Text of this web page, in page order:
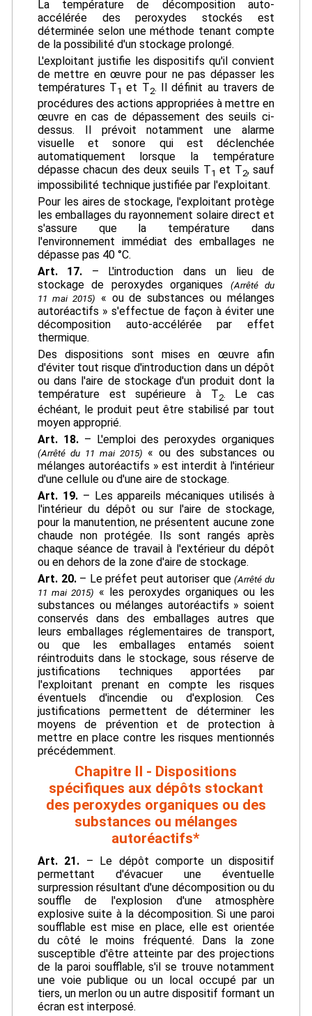
La température de décomposition auto-
accélérée des peroxydes stockés est
déterminée selon une méthode tenant compte
de la possibilité d'un stockage prolongé.
L'exploitant justifie les dispositifs qu'il convient
de mettre en œuvre pour ne pas dépasser les
températures T1 et T2. Il définit au travers de
procédures des actions appropriées à mettre en
œuvre en cas de dépassement des seuils ci-
dessus. Il prévoit notamment une alarme
visuelle et sonore qui est déclenchée
automatiquement lorsque la température
dépasse chacun des deux seuils T1 et T2, sauf
impossibilité technique justifiée par l'exploitant.
Pour les aires de stockage, l'exploitant protège
les emballages du rayonnement solaire direct et
s'assure que la température dans
l'environnement immédiat des emballages ne
dépasse pas 40 °C.
Art. 17. – L'introduction dans un lieu de
stockage de peroxydes organiques
(Arrêté du
11 mai 2015) « ou de substances ou mélanges
autoréactifs » s'effectue de façon à éviter une
décomposition auto-accélérée par effet
thermique.
Des dispositions sont mises en œuvre afin
d'éviter tout risque d'introduction dans un dépôt
ou dans l'aire de stockage d'un produit dont la
température est supérieure à T2. Le cas
échéant, le produit peut être stabilisé par tout
moyen approprié.
Art. 18.– L'emploi des peroxydes organiques
(Arrêté du 11 mai 2015) « ou des substances ou
mélanges autoréactifs » est interdit à l'intérieur
d'une cellule ou d'une aire de stockage.
Art. 19.– Les appareils mécaniques utilisés à
l'intérieur du dépôt ou sur l'aire de stockage,
pour la manutention, ne présentent aucune zone
chaude non protégée. Ils sont rangés après
chaque séance de travail à l'extérieur du dépôt
ou en dehors de la zone d'aire de stockage.
Art. 20.– Le préfet peut autoriser que(Arrêté du
11 mai 2015) « les peroxydes organiques ou les
substances ou mélanges autoréactifs » soient
conservés dans des emballages autres que
leurs emballages réglementaires de transport,
ou que les emballages entamés soient
réintroduits dans le stockage, sous réserve de
justifications techniques apportées par
l'exploitant prenant en compte les risques
éventuels d'incendie ou d'explosion. Ces
justifications permettent de déterminer les
moyens de prévention et de protection à
mettre en place contre les risques mentionnés
précédemment.
Chapitre II - Dispositions
spécifiques aux dépôts stockant
des peroxydes organiques ou des
substances ou mélanges
autoréactifs*
Art. 21. – Le dépôt comporte un dispositif
permettant d'évacuer une éventuelle
surpression résultant d'une décomposition ou du
souffle de l'explosion d'une atmosphère
explosive suite à la décomposition. Si une paroi
soufflable est mise en place, elle est orientée
du côté le moins fréquenté. Dans la zone
susceptible d'être atteinte par des projections
de la paroi soufflable, s'il se trouve notamment
une voie publique ou un local occupé par un
tiers, un merlon ou un autre dispositif formant un
écran est interposé.